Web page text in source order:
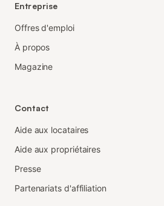
Entreprise
Offres d'emploi
À propos
Magazine
Contact
Aide aux locataires
Aide aux propriétaires
Presse
Partenariats d'affiliation